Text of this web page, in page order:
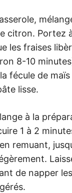
citron. Portez
les fraises
8-10
fécule de maïs
lisse.
à la
1 à 2
remuant,
de napper